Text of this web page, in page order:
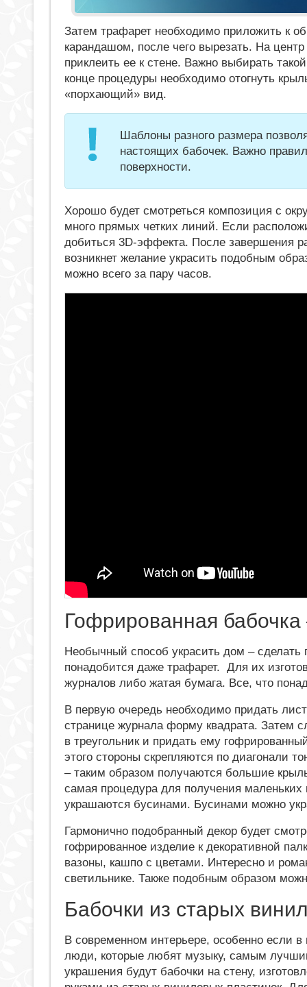
Затем трафарет необходимо приложить к
карандашом, после чего вырезать. На
приклеить ее к стене. Важно выбирать
конце процедуры необходимо отогнуть
«порхающий» вид.
Шаблоны разного размера
настоящих бабочек. Важно
поверхности.
Хорошо будет смотреться композиция с
много прямых четких линий. Если
добиться 3D-эффекта. После завершения
возникнет желание украсить подобным
можно всего за пару часов.
Гофрированная
Необычный способ украсить дом – сделать
понадобится даже трафарет. Для их
журналов либо жатая бумага. Все, что
В первую очередь необходимо придать
странице журнала форму квадрата. Затем
в треугольник и придать ему
этого стороны скрепляются по диагонали
– таким образом получаются большие
самая процедура для получения
украшаются бусинами. Бусинами можно
Гармонично подобранный декор будет
гофрированное изделие к декоративной
вазоны, кашпо с цветами. Интересно и
светильнике. Также подобным образом
Бабочки из старых
В современном интерьере, особенно если
люди, которые любят музыку, самым
украшения будут бабочки на стену,